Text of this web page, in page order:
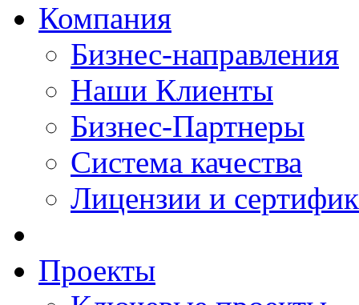
Компания
Бизнес-направления
Наши Клиенты
Бизнес-Партнеры
Система качества
Лицензии и
Проекты